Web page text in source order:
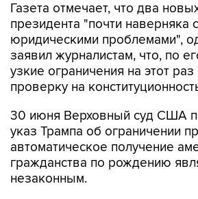
Газета отмечает, что два
президента "почти наверняка
юридическими проблемами",
заявил журналистам, что, по
узкие ограничения на этот раз
проверку на
30 июня Верховный суд США
указ Трампа об ограничении
автоматическое получение
гражданства по рождению
незаконным.